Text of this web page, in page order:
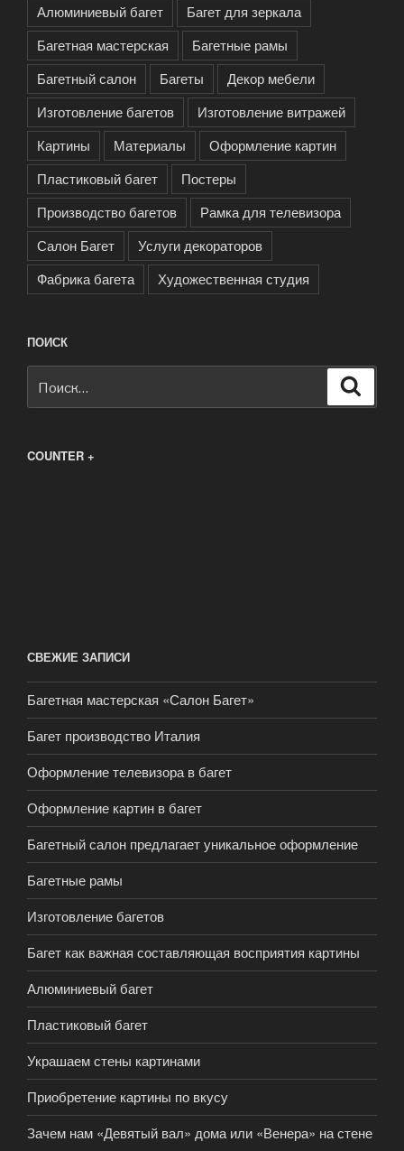
Алюминиевый багет
Багет для зеркала
Багетная мастерская
Багетные рамы
Багетный салон
Багеты
Декор мебели
Изготовление багетов
Изготовление витражей
Картины
Материалы
Оформление картин
Пластиковый багет
Постеры
Производство багетов
Рамка для телевизора
Салон Багет
Услуги декораторов
Фабрика багета
Художественная студия
ПОИСК
COUNTER +
СВЕЖИЕ ЗАПИСИ
Багетная мастерская «Салон Багет»
Багет производство Италия
Оформление телевизора в багет
Оформление картин в багет
Багетный салон предлагает уникальное оформление
Багетные рамы
Изготовление багетов
Багет как важная составляющая восприятия картины
Алюминиевый багет
Пластиковый багет
Украшаем стены картинами
Приобретение картины по вкусу
Зачем нам «Девятый вал» дома или «Венера» на стене